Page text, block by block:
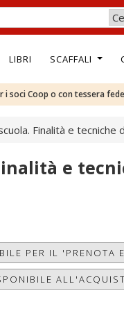
LIBRI SCAFFALI
soci Coop o con tessera
Finalità e tecniche
e
PER IL 'PRENOTA